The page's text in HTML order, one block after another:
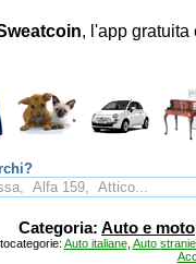
, l'app
Categoria: Auto e moto
Auto italiane, Auto